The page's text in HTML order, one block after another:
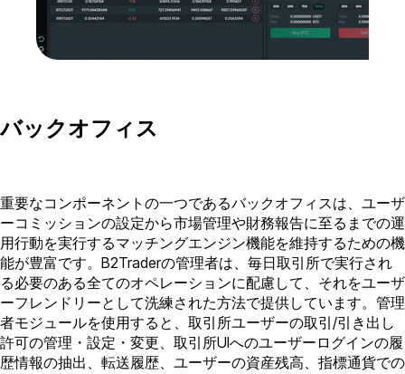
バックオフィス
重要なコンポーネントの一つであるバックオフィスは、ユーザ
ーコミッションの設定から市場管理や財務報告に至るまでの運
用行動を実行するマッチングエンジン機能を維持するための機
能が豊富です。B2Traderの管理者は、毎日取引所で実行され
る必要のある全てのオペレーションに配慮して、それをユーザ
ーフレンドリーとして洗練された方法で提供しています。管理
者モジュールを使用すると、取引所ユーザーの取引/引き出し
許可の管理・設定・変更、取引所UIへのユーザーログインの履
歴情報の抽出、転送履歴、ユーザーの資産残高、指標通貨での